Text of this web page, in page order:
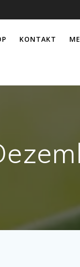
KONTAKT